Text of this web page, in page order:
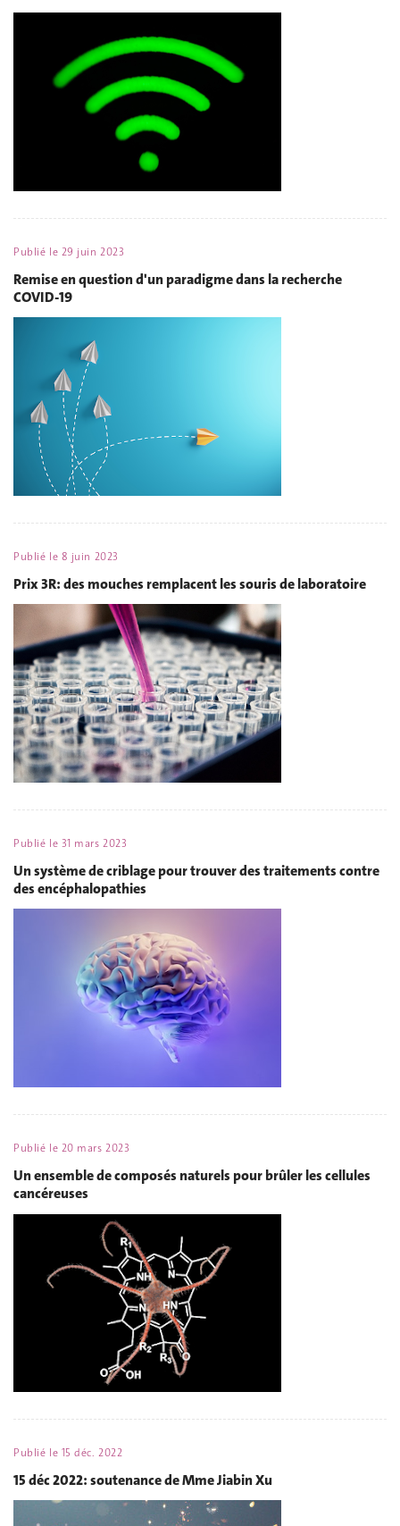
Publié le 29 juin 2023
Remise en question d'un paradigme dans la recherche
COVID-19
Publié le 8 juin 2023
Prix 3R: des mouches remplacent les souris de laboratoire
Publié le 31 mars 2023
Un système de criblage pour trouver des traitements contre
des encéphalopathies
Publié le 20 mars 2023
Un ensemble de composés naturels pour brûler les cellules
cancéreuses
Publié le 15 déc. 2022
15 déc 2022: soutenance de Mme Jiabin Xu